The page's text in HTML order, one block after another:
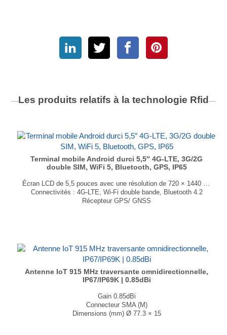
Les produits relatifs à la technologie Rfid
Terminal mobile Android durci 5,5″ 4G-LTE, 3G/2G
double SIM, WiFi 5, Bluetooth, GPS, IP65
Connectivités : 4G-LTE, Wi-Fi double bande, Bluetooth 4.2
Récepteur GPS/ GNSS
Poids : 440 g
Antenne IoT 915 MHz traversante omnidirectionnelle,
IP67/IP69K | 0.85dBi
Gain 0.85dBi
Connecteur SMA (M)
Dimensions (mm) Ø 77.3 × 15